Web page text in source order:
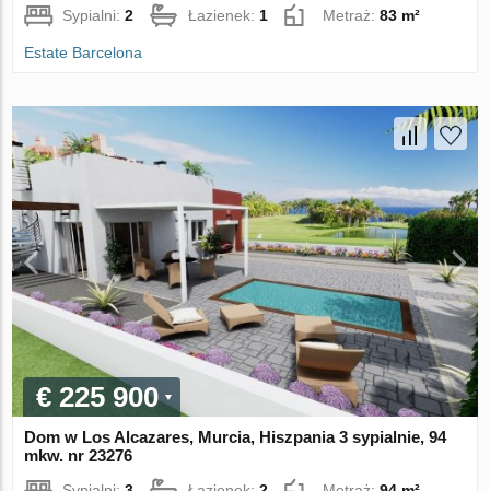
Sypialni:2 Łazienek:1 Metraż:83 m²
Estate Barcelona
€ 225 900
Dom w Los Alcazares, Murcia, Hiszpania 3 sypialnie, 94
mkw. nr 23276